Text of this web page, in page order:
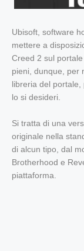
Ubisoft, software
mettere a
Creed 2 sul
pieni, dunque, per
libreria del
lo si desideri.
Si tratta di una
originale nella
di alcun tipo, dal
Brotherhood e
piattaforma.